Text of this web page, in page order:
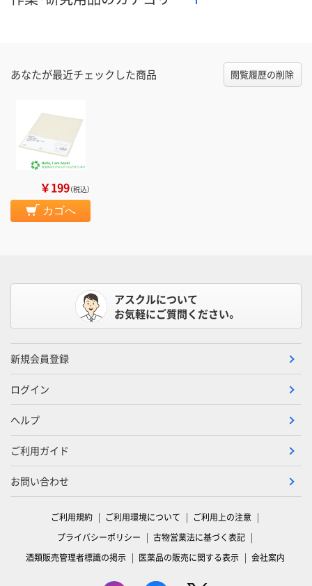
あなたが最近チェックした商品 閲覧履歴の削除
￥199（税込）
カゴへ
アスクルについて
お気軽にご質問ください。
新規会員登録
ログイン
ヘルプ
ご利用ガイド
お問い合わせ
ご利用規約 ご利用環境について
ご利用上の注意
プライバシーポリシー
古物営業法に基づく表記
酒類販売管理者標識の掲示
医薬品の販売に関する表示 会社案内